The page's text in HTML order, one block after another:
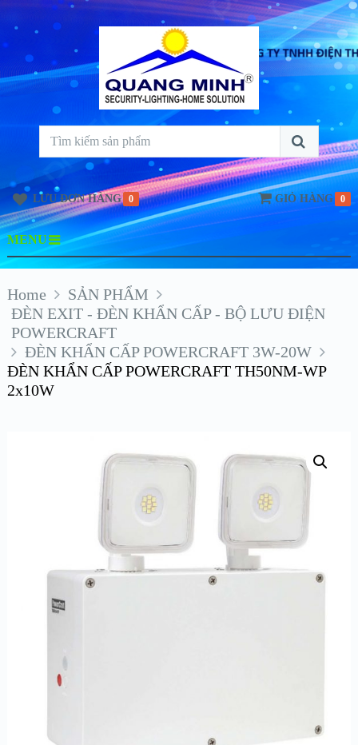
LƯU ĐƠN HÀNG 0 GIỎ HÀNG 0
MENU
Home
SẢN PHẨM
ĐÈN EXIT - ĐÈN KHẨN CẤP - BỘ LƯU ĐIỆN
POWERCRAFT
ĐÈN KHẨN CẤP POWERCRAFT 3W-20W
ĐÈN KHẨN CẤP POWERCRAFT TH50NM-WP
2x10W